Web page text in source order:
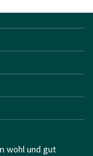
wohl und gut